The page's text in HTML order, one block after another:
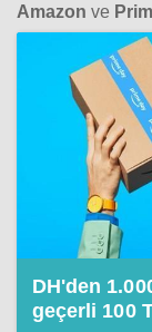
Amazon ve
DH'den
geçerli 100